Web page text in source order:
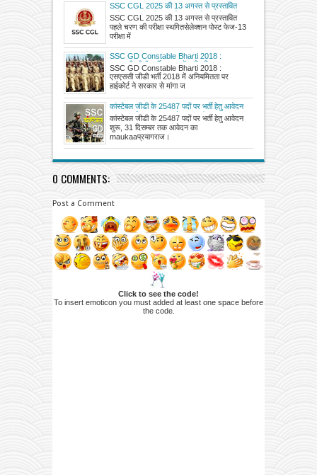
SSC CGL 2025 की 13 अगस्त से प्रस्तावित
पहले चरण की परीक्षा स्थगित, अब सितंबर के पहले
सप्ताह से शुरू होगी
SSC CGL 2025 की 13 अगस्त से प्रस्तावित
पहले चरण की परीक्षा स्थगितसेलेक्शन पोस्ट फेज-13
परीक्षा में
SSC GD Constable Bharti 2018 :
एसएससी जीडी भर्ती 2018 में अनियमितता पर
हाईकोर्ट ने सरकार से मांगा जवाब
SSC GD Constable Bharti 2018 :
एसएससी जीडी भर्ती 2018 में अनियमितता पर
हाईकोर्ट ने सरकार से मांगा ज
कांस्टेबल जीडी के 25487 पदों पर भर्ती हेतु आवेदन
शुरू, 31 दिसम्बर तक आवेदन का मौका
कांस्टेबल जीडी के 25487 पदों पर भर्ती हेतु आवेदन
शुरू, 31 दिसम्बर तक आवेदन का
maukaaप्रयागराज।
0 COMMENTS:
Post a Comment
Click to see the code!
To insert emoticon you must added at least one space before
the code.